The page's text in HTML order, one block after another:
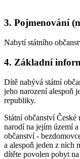
3. Pojmenování
Nabytí státního
4. Základní
Dítě nabývá státní
jeho narození alespoň
republiky.
Státní občanství
narodí na jejím území
občanství -
a alespoň jeden z nich
dítěte povolen pobyt